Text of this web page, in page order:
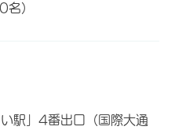
）
駅」4番出口（国際大通